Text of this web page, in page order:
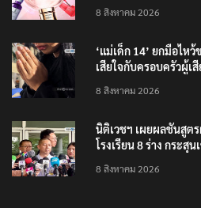
8 สิงหาคม 2026
‘แม่เด็ก 14’ ยกมือไห
เสียใจกับครอบครัวผู้เ
8 สิงหาคม 2026
นิติเวชฯ เผยผลชันสูต
โรงเรียน 8 ร่าง กระ
8 สิงหาคม 2026